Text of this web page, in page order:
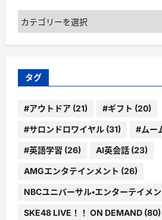
カ
ゴ
ー
タグ
#アウトドア (21) #ギフト (20)
#サロンドロワイヤル (31) #ムー
#英語学習 (26) AI英会話 (23)
AMGエンタテインメント (26)
NBCユニバーサル・エンターテイメ
SKE48 LIVE！！ ON DEMAND (80)